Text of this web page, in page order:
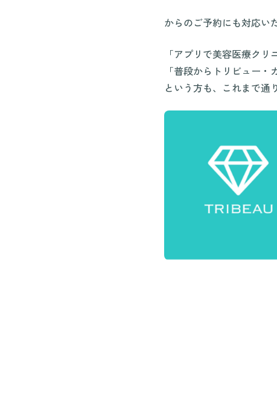
からのご予約にも対応い
「アプリで美容医療クリ
「普段からトリビュー・
という方も、これまで通